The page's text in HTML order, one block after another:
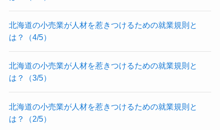
北海道の小売業が人材を惹きつけるための就業規則と
は？（4/5）
北海道の小売業が人材を惹きつけるための就業規則と
は？（3/5）
北海道の小売業が人材を惹きつけるための就業規則と
は？（2/5）